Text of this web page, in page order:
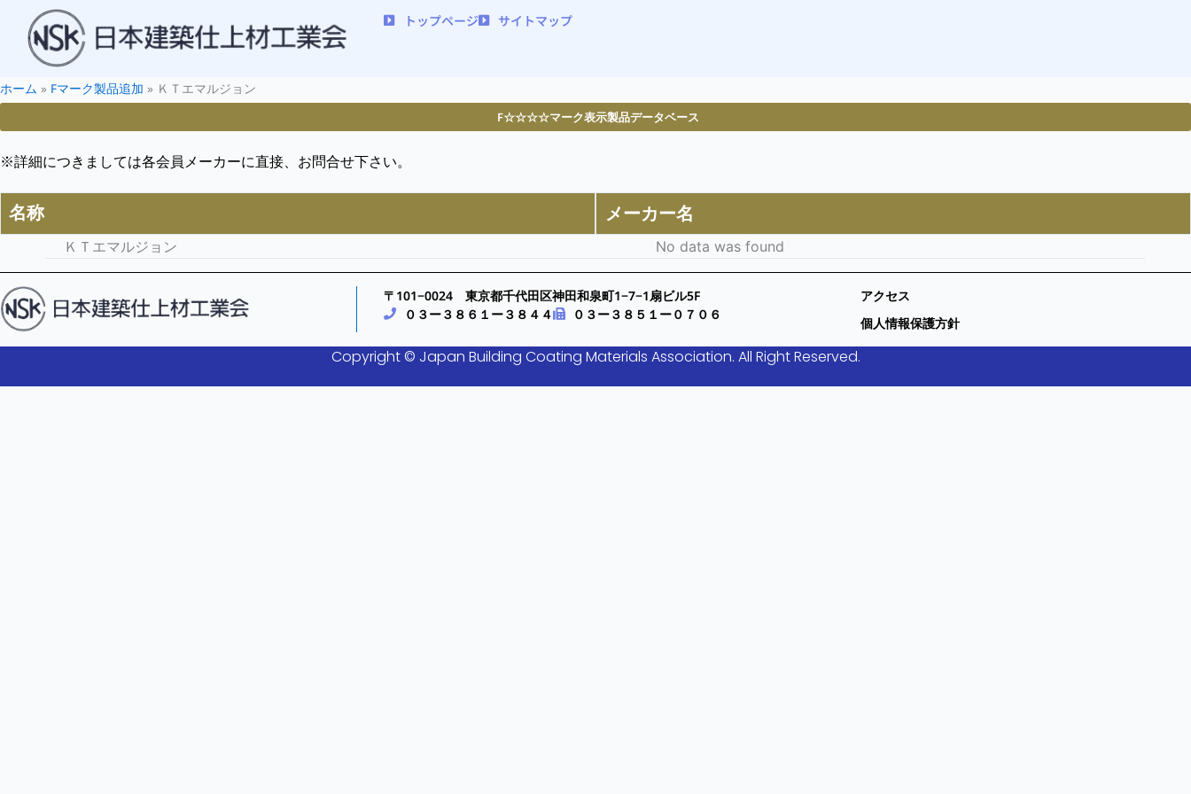
トップページ サイトマップ
ホーム » Fマーク製品追加 » ＫＴエマルジョン
F☆☆☆☆マーク表示製品データベース
※詳細につきましては各会員メーカーに直接、お問合せ下さい。
名称 メーカー名
ＫＴエマルジョン No data was found
〒101−0024 東京都千代田区神田和泉町1−7−1扇ビル5F
０３ー３８６１ー３８４４
０３ー３８５１ー０７０６
アクセス
個人情報保護方針
Copyright © Japan Building Coating Materials Association. All Right Reserved.